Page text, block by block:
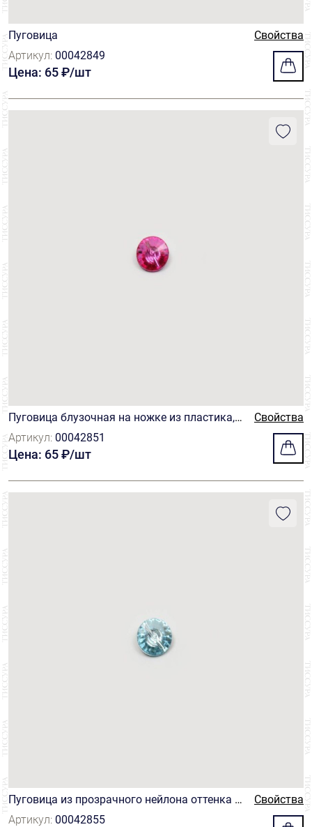
Пуговица
Свойства
Артикул: 00042849
Цена: 65 ₽/шт
Пуговица блузочная на ножке из пластика, и
митирующего кристалл, ярко-розового цвет
а
Свойства
Артикул: 00042851
Цена: 65 ₽/шт
Пуговица из прозрачного нейлона оттенка а
квамарин
Свойства
Артикул: 00042855